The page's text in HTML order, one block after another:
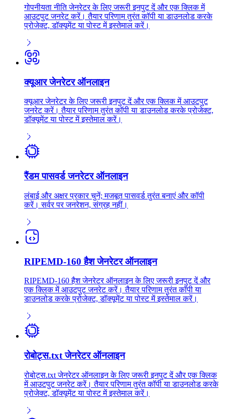
गोपनीयता नीति जेनरेटर के लिए जरूरी इनपुट दें और एक क्लिक में
आउटपुट जनरेट करें। तैयार परिणाम तुरंत कॉपी या डाउनलोड करके
प्रोजेक्ट, डॉक्यूमेंट या पोस्ट में इस्तेमाल करें।
क्यूआर जेनरेटर ऑनलाइन
क्यूआर जेनरेटर के लिए जरूरी इनपुट दें और एक क्लिक में आउटपुट
जनरेट करें। तैयार परिणाम तुरंत कॉपी या डाउनलोड करके प्रोजेक्ट,
डॉक्यूमेंट या पोस्ट में इस्तेमाल करें।
रैंडम पासवर्ड जनरेटर ऑनलाइन
लंबाई और अक्षर प्रकार चुनें; मजबूत पासवर्ड तुरंत बनाएं और कॉपी
करें। सर्वर पर जनरेशन, संग्रह नहीं।
RIPEMD-160 हैश जेनरेटर ऑनलाइन
RIPEMD-160 हैश जेनरेटर ऑनलाइन के लिए जरूरी इनपुट दें और
एक क्लिक में आउटपुट जनरेट करें। तैयार परिणाम तुरंत कॉपी या
डाउनलोड करके प्रोजेक्ट, डॉक्यूमेंट या पोस्ट में इस्तेमाल करें।
रोबोट्स.txt जेनरेटर ऑनलाइन
रोबोट्स.txt जेनरेटर ऑनलाइन के लिए जरूरी इनपुट दें और एक क्लिक
में आउटपुट जनरेट करें। तैयार परिणाम तुरंत कॉपी या डाउनलोड करके
प्रोजेक्ट, डॉक्यूमेंट या पोस्ट में इस्तेमाल करें।